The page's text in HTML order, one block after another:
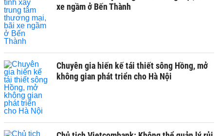
xe ngầm ở Bến Thành
Chuyên gia hiến kế tái thiết sông Hồng, mở
không gian phát triển cho Hà Nội